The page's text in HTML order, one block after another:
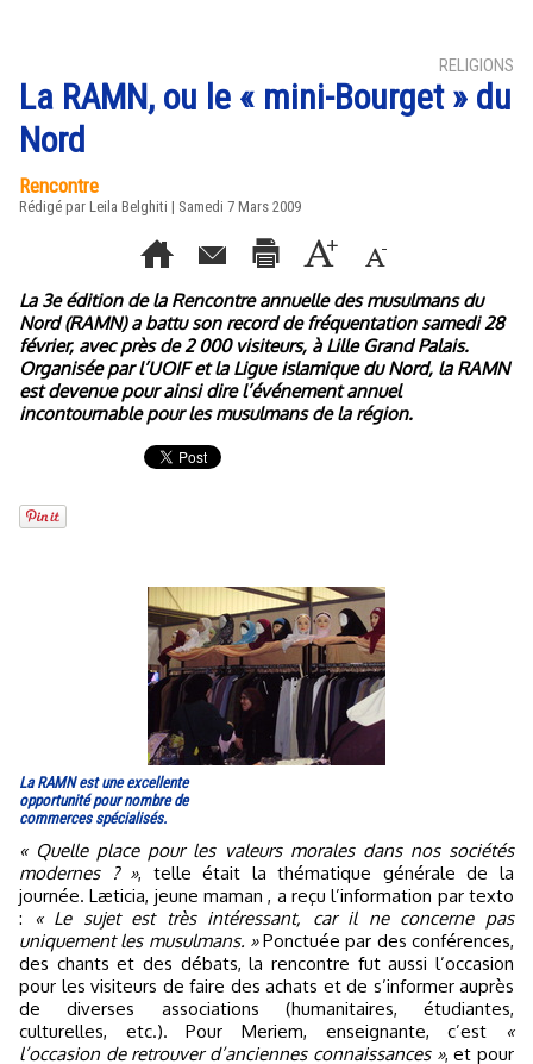
RELIGIONS
La RAMN, ou le « mini-Bourget » du
Nord
Rencontre
Rédigé par Leila Belghiti | Samedi 7 Mars 2009
La 3e édition de la Rencontre annuelle des musulmans du
Nord (RAMN) a battu son record de fréquentation samedi 28
février, avec près de 2 000 visiteurs, à Lille Grand Palais.
Organisée par l’UOIF et la Ligue islamique du Nord, la RAMN
est devenue pour ainsi dire l’événement annuel
incontournable pour les musulmans de la région.
La RAMN est une excellente
opportunité pour nombre de
commerces spécialisés.
« Quelle place pour les valeurs morales dans nos sociétés
modernes ? », telle était la thématique générale de la
journée. Læticia, jeune maman , a reçu l’information par texto
:
« Le sujet est très intéressant, car il ne concerne pas
uniquement les musulmans. »Ponctuée par des conférences,
des chants et des débats, la rencontre fut aussi l’occasion
pour les visiteurs de faire des achats et de s’informer auprès
de diverses associations (humanitaires, étudiantes,
culturelles, etc.). Pour Meriem, enseignante, c’est
«
l’occasion de retrouver d’anciennes connaissances », et pour